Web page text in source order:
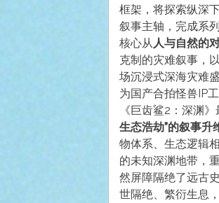
框架，将探索纵深
叙事主轴，完成系
核心从人与自然的
克制的灾难叙事，
场沉浸式深海灾难
为国产合拍怪兽IP
《巨齿鲨2：深渊
生态浩劫”的叙事升
物体系、生态逻辑
的未知深渊地带，
然屏障隔绝了远古
世隔绝、繁衍生息